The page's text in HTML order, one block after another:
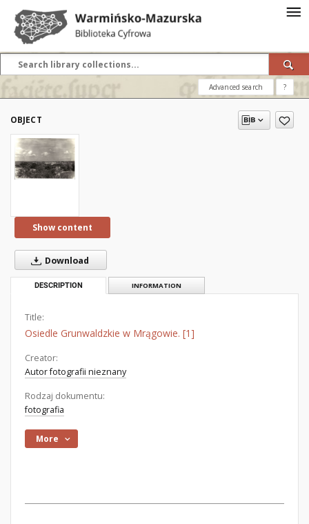
Advanced search ?
OBJECT
Show content
Download
DESCRIPTION INFORMATION
Title:
Osiedle Grunwaldzkie w Mrągowie. [1]
Creator:
Autor fotografii nieznany
Rodzaj dokumentu:
fotografia
More